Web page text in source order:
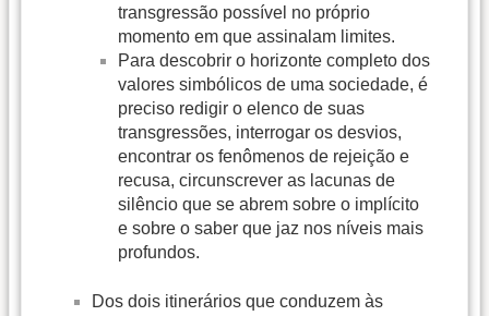
transgressão possível no próprio
momento em que assinalam limites.
Para descobrir o horizonte completo dos
valores simbólicos de uma sociedade, é
preciso redigir o elenco de suas
transgressões, interrogar os desvios,
encontrar os fenômenos de rejeição e
recusa, circunscrever as lacunas de
silêncio que se abrem sobre o implícito
e sobre o saber que jaz nos níveis mais
profundos.
Dos dois itinerários que conduzem às